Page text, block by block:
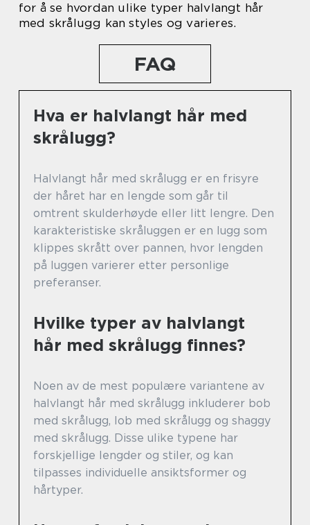
for å se hvordan ulike typer halvlangt hår
med skrålugg kan styles og varieres.
FAQ
Hva er halvlangt hår med
skrålugg?
Halvlangt hår med skrålugg er en frisyre
der håret har en lengde som går til
omtrent skulderhøyde eller litt lengre. Den
karakteristiske skråluggen er en lugg som
klippes skrått over pannen, hvor lengden
på luggen varierer etter personlige
preferanser.
Hvilke typer av halvlangt
hår med skrålugg finnes?
Noen av de mest populære variantene av
halvlangt hår med skrålugg inkluderer bob
med skrålugg, lob med skrålugg og shaggy
med skrålugg. Disse ulike typene har
forskjellige lengder og stiler, og kan
tilpasses individuelle ansiktsformer og
hårtyper.